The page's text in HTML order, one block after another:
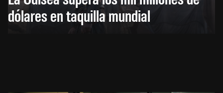
dólares en taquilla mundial